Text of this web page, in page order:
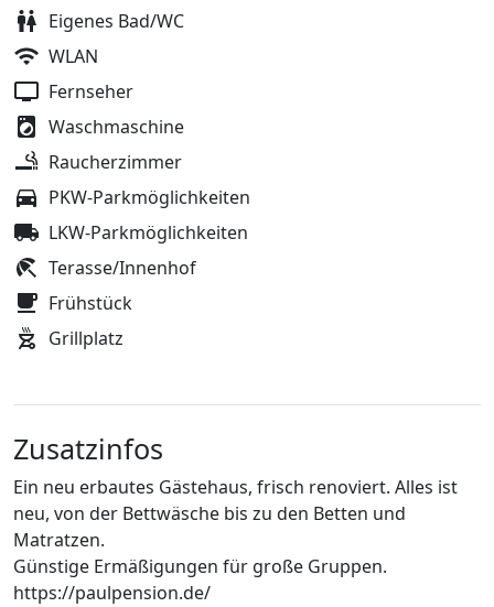
Eigenes Bad/WC
WLAN
Fernseher
Waschmaschine
Raucherzimmer
PKW-Parkmöglichkeiten
LKW-Parkmöglichkeiten
Terasse/Innenhof
Frühstück
Grillplatz
Zusatzinfos
Ein neu erbautes Gästehaus, frisch renoviert. Alles ist
neu, von der Bettwäsche bis zu den Betten und
Matratzen.
Günstige Ermäßigungen für große Gruppen.
https://paulpension.de/